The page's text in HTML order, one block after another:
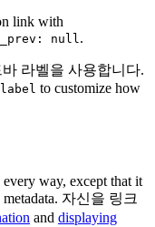
link with
null .
라벨을 사용합니다.
to customize how
every way, except that it
metadata. 자신을 링크
and displaying